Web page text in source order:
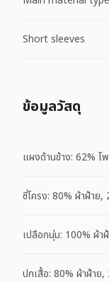
Short sleeves
ข้อมูลวัสดุ
แผงด้านข้าง: 62% โ
ซี่โครง: 80% ผ้าฝ้าย,
เปลือกนุ่ม: 100% ผ้า
ปกเสื้อ: 80% ผ้าฝ้าย